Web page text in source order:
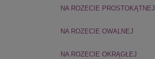
NA ROZECIE PROSTOKĄTNEJ
NA ROZECIE OWALNEJ
NA ROZECIE OKRĄGŁEJ